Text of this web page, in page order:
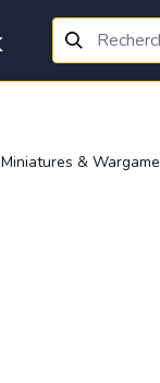
Miniatures & Wargame